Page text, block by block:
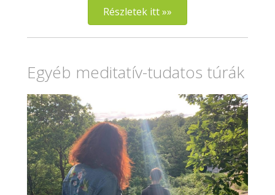
Részletek itt »»
Egyéb meditatív-tudatos túrák